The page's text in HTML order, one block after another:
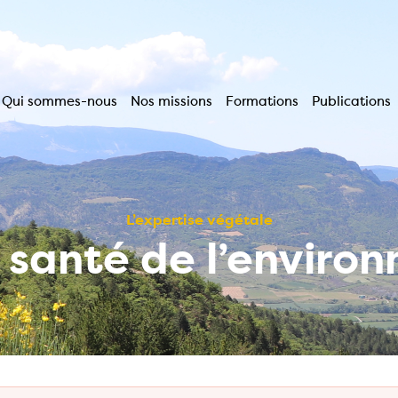
Qui sommes-nous Nos missions Formations Publications
L’expertise végétale
de